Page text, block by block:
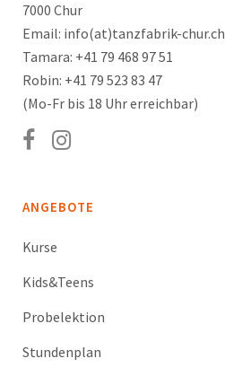
7000 Chur
Email: info(at)tanzfabrik-chur.ch
Tamara: +41 79 468 97 51
Robin: +41 79 523 83 47
(Mo-Fr bis 18 Uhr erreichbar)
ANGEBOTE
Kurse
Kids&Teens
Probelektion
Stundenplan